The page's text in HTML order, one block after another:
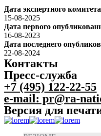
Дата экспертного
15-08-2025
Дата первого
16-08-2023
Дата последнего
22-08-2024
Контакты
Пресс-служба
+7 (495) 122-22-55
e-mail: pr@ra-
Версия для